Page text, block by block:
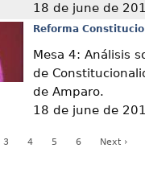
18 de june de
Reforma
Mesa 4: Análisis
de
de Amparo.
18 de june de
3 4 5 6 Next ›